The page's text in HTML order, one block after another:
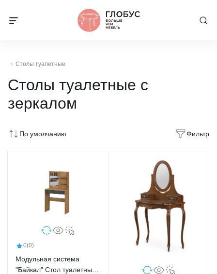
Столы туалетные
Столы туалетные с
зеркалом
По умолчанию Фильтр
0(0)
Модульная система
"Байкал" Стол туалетный